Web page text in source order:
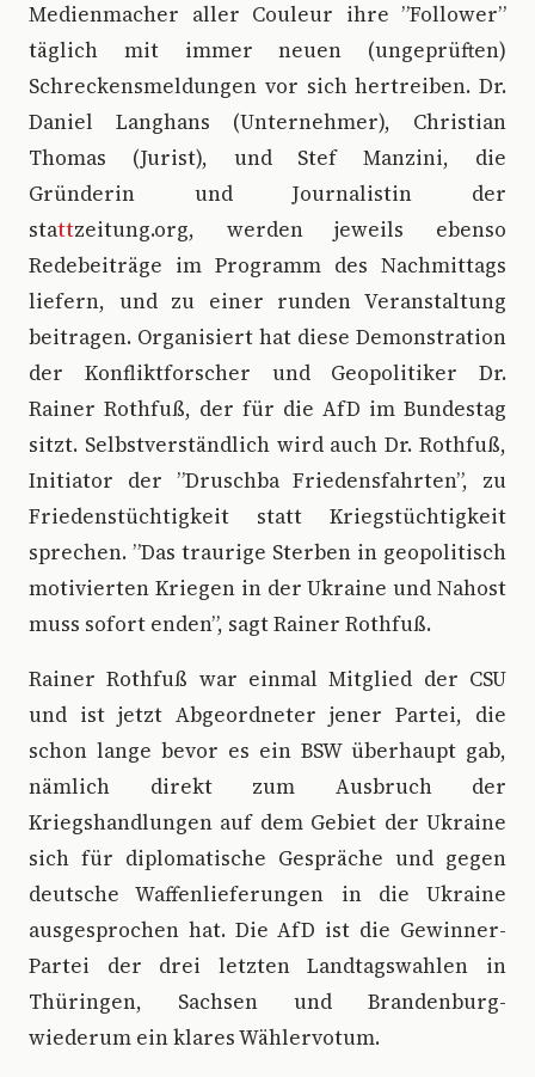
Medienmacher aller Couleur ihre ”Follower”
täglich mit immer neuen (ungeprüften)
Schreckensmeldungen vor sich hertreiben. Dr.
Daniel Langhans (Unternehmer), Christian
Thomas (Jurist), und Stef Manzini, die
Gründerin und Journalistin der
stattzeitung.org, werden jeweils ebenso
Redebeiträge im Programm des Nachmittags
liefern, und zu einer runden Veranstaltung
beitragen. Organisiert hat diese Demonstration
der Konfliktforscher und Geopolitiker Dr.
Rainer Rothfuß, der für die AfD im Bundestag
sitzt. Selbstverständlich wird auch Dr. Rothfuß,
Initiator der ”Druschba Friedensfahrten”, zu
Friedenstüchtigkeit statt Kriegstüchtigkeit
sprechen. ”Das traurige Sterben in geopolitisch
motivierten Kriegen in der Ukraine und Nahost
muss sofort enden”, sagt Rainer Rothfuß.
Rainer Rothfuß war einmal Mitglied der CSU
und ist jetzt Abgeordneter jener Partei, die
schon lange bevor es ein BSW überhaupt gab,
nämlich direkt zum Ausbruch der
Kriegshandlungen auf dem Gebiet der Ukraine
sich für diplomatische Gespräche und gegen
deutsche Waffenlieferungen in die Ukraine
ausgesprochen hat. Die AfD ist die Gewinner-
Partei der drei letzten Landtagswahlen in
Thüringen, Sachsen und Brandenburg-
wiederum ein klares Wählervotum.